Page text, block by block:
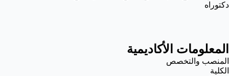
دكتوراه
المعلومات الأكاديمية
المنصب والتخصص
الكلية